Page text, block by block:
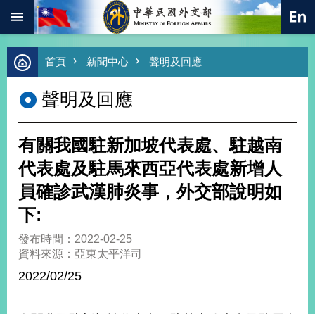
跳到主要內容區塊
進
階
尋
熱
總
合
外
交
價
值
首頁 新聞中心 聲明及回應
聲明及回應
有關我國駐新加坡代表處、駐越南
代表處及駐馬來西亞代表處新增人
員確診武漢肺炎事，外交部說明如
下:
發布時間：2022-02-25
資料來源：亞東太平洋司
2022/02/25